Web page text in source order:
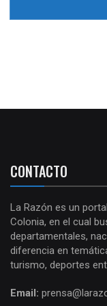
CONTACTO
La Razón es un
Colonia, en el cual
departamentales,
diferencia en
turismo, deportes
Email: